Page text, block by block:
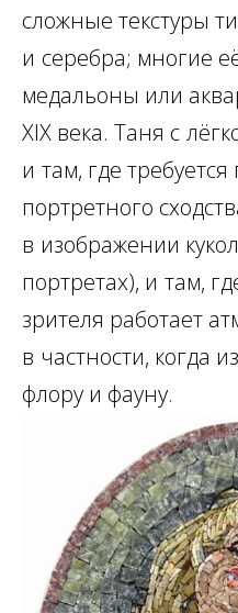
сложные текстуры
и серебра; многие
медальоны или
XIX века. Таня с
и там, где
портретного
в изображении
портретах), и там,
зрителя работает
в частности, когда
флору и фауну.